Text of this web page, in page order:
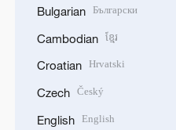
Bulgarian Български
Cambodian ខ្មែរ
Croatian Hrvatski
Czech Český
English English